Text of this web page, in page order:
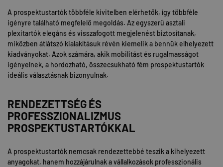
A prospektustartók többféle kivitelben elérhetők, így többféle
igényre található megfelelő megoldás. Az egyszerű asztali
plexitartók elegáns és visszafogott megjelenést biztosítanak,
miközben átlátszó kialakításuk révén kiemelik a bennük elhelyezett
kiadványokat. Azok számára, akik mobilitást és rugalmasságot
igényelnek, a hordozható, összecsukható fém prospektustartók
ideális választásnak bizonyulnak.
RENDEZETTSÉG ÉS
PROFESSZIONALIZMUS
PROSPEKTUSTARTÓKKAL
A prospektustartók nemcsak rendezettebbé teszik a kihelyezett
anyagokat, hanem hozzájárulnak a vállalkozások professzionális